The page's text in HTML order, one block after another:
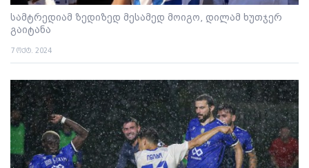
სამტრედიამ ზედიზედ მესამედ მოიგო, დილამ ხუთჯერ
გაიტანა
7 ოქტ. 2024